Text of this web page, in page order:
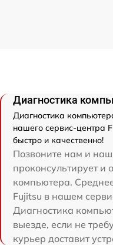
Диагностика
Диагностика
нашего сервис-центра
быстро и качественно!
Позвоните нам и
проконсультирует и
компьютера.
Fujitsu в нашем
Диагностика
выезде, если не
курьер доставит